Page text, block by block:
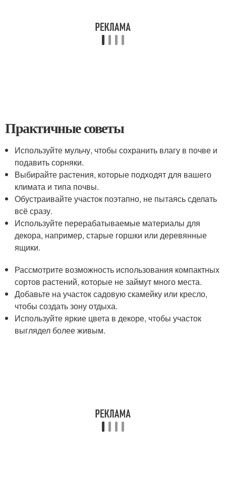
Практичные советы
Используйте мульчу, чтобы сохранить влагу в почве и
подавить сорняки.
Выбирайте растения, которые подходят для вашего
климата и типа почвы.
Обустраивайте участок поэтапно, не пытаясь сделать
всё сразу.
Используйте перерабатываемые материалы для
декора, например, старые горшки или деревянные
ящики.
Рассмотрите возможность использования компактных
сортов растений, которые не займут много места.
Добавьте на участок садовую скамейку или кресло,
чтобы создать зону отдыха.
Используйте яркие цвета в декоре, чтобы участок
выглядел более живым.